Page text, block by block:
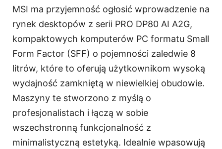
MSI ma przyjemność ogłosić wprowadzenie na
rynek desktopów z serii PRO DP80 AI A2G,
kompaktowych komputerów PC formatu Small
Form Factor (SFF) o pojemności zaledwie 8
litrów, które to oferują użytkownikom wysoką
wydajność zamkniętą w niewielkiej obudowie.
Maszyny te stworzono z myślą o
profesjonalistach i łączą w sobie
wszechstronną funkcjonalność z
minimalistyczną estetyką. Idealnie wpasowują